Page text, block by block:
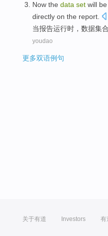
Now the data set will be
directly on the report.
当报告运行时 ， 数据集合
youdao
更多双语例句
关于有道 Investors 有